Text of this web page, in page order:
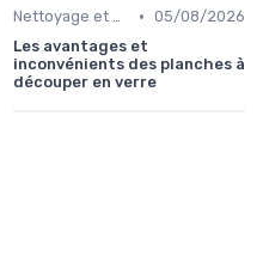
Nettoyage et Soins Quotidiens • 05/08/2026
Les avantages et
inconvénients des planches à
découper en verre